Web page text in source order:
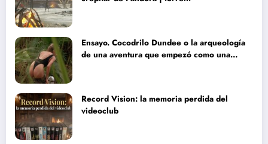
Ensayo. Cocodrilo Dundee o la arqueología
de una aventura que empezó como una
Record Vision: la memoria perdida del
videoclub